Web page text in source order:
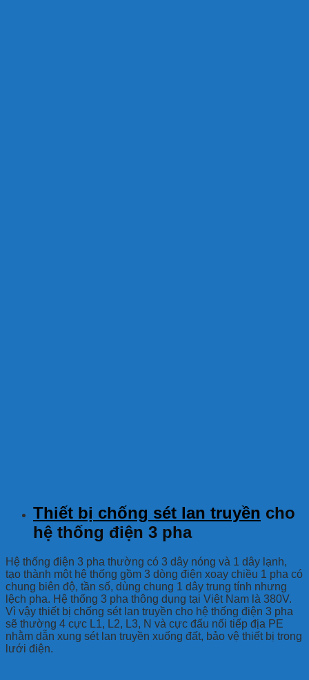
Thiết bị chống sét lan truyền cho
hệ thống điện 3 pha
Hệ thống điện 3 pha thường có 3 dây nóng và 1 dây lạnh,
tạo thành một hệ thống gồm 3 dòng điện xoay chiều 1 pha có
chung biên độ, tần số, dùng chung 1 dây trung tính nhưng
lệch pha. Hệ thống 3 pha thông dụng tại Việt Nam là 380V.
Vì vậy thiết bị chống sét lan truyền cho hệ thống điện 3 pha
sẽ thường 4 cực L1, L2, L3, N và cực đấu nối tiếp địa PE
nhằm dẫn xung sét lan truyền xuống đất, bảo vệ thiết bị trong
lưới điện.